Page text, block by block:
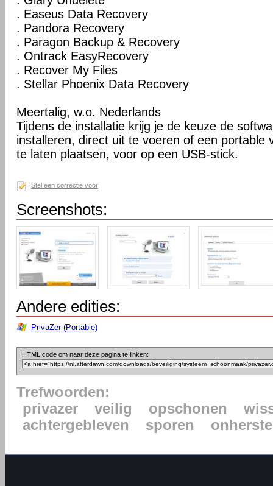
. Easeus Data Recovery
. Pandora Recovery
. Paragon Backup & Recovery
. Ontrack EasyRecovery
. Recover My Files
. Stellar Phoenix Data Recovery
Meertalig, w.o. Nederlands
Tijdens de installatie krijg je de keuze de
installeren, direct uit te voeren of een portable
te laten plaatsen, voor op een USB-stick.
Stel een correctie voor
Screenshots:
Andere edities:
PrivaZer (Portable)
HTML code om naar deze pagina te linken:
Trefwoorden:
privazer
veilig opschonen
achtergebleven
sporen